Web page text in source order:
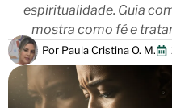
espiritualidade. Guia
mostra como fé e
Por Paula Cristina O. M.